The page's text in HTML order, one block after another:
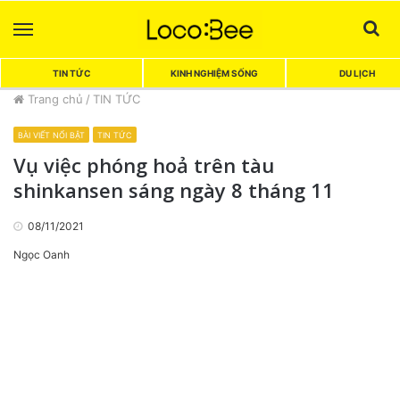
TIN TỨC KINH NGHIỆM SỐNG DU LỊCH
Trang chủ / TIN TỨC
BÀI VIẾT NỔI BẬT TIN TỨC
Vụ việc phóng hoả trên tàu
shinkansen sáng ngày 8 tháng 11
08/11/2021
Ngọc Oanh